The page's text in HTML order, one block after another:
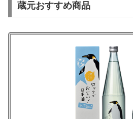
蔵元おすすめ商品